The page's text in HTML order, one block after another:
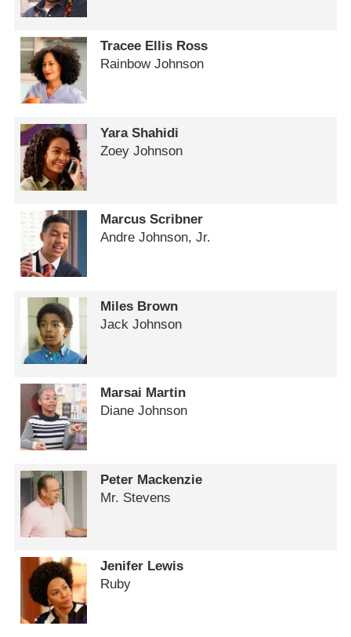
Tracee Ellis Ross
Rainbow Johnson
Yara Shahidi
Zoey Johnson
Marcus Scribner
Andre Johnson, Jr.
Miles Brown
Jack Johnson
Marsai Martin
Diane Johnson
Peter Mackenzie
Mr. Stevens
Jenifer Lewis
Ruby